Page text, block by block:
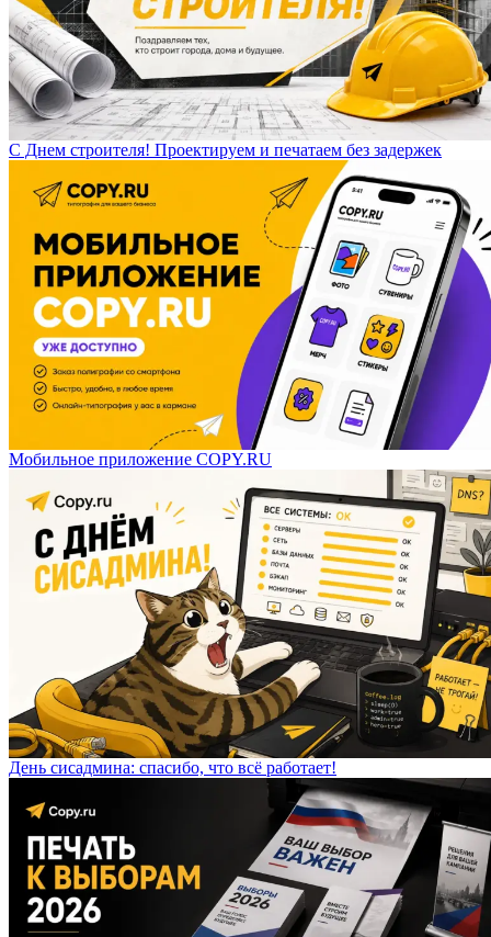
С Днем строителя! Проектируем и печатаем без задержек
Мобильное приложение COPY.RU
День сисадмина: спасибо, что всё работает!